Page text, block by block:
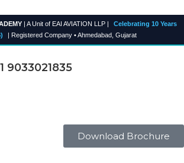
| A Unit of EAI AVIATION LLP |
Celebrating 10 Years
| Registered Company • Ahmedabad, Gujarat
9033021835
Download Brochure